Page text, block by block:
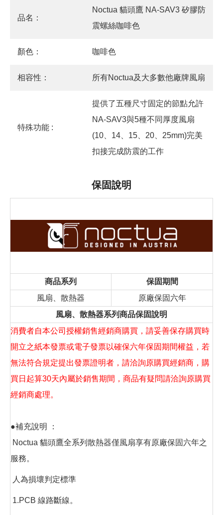
品名：
Noctua 貓頭鷹 NA-SAV3 矽膠防
震螺絲咖啡色
顏色： 咖啡色
相容性： 所有Noctua及大多數他廠牌風扇
特殊功能 :
提供了五種尺寸固定的節點允許
NA-SAV3與5種不同厚度風扇
(10、14、15、20、25mm)完美
扣接完成防震的工作
保固說明
商品系列
保固期間
風扇、散熱器
原廠保固六年
風扇、散熱器系列商品保固說明
消費者自本公司授權銷售經銷商購買，請妥善保存購買時
開立之紙本發票或電子發票以確保六年保固期間權益，若
無法符合規定提出發票證明者，請洽詢原購買經銷商，購
買日起算30天內屬於銷售期間，商品有疑問請洽詢原購買
經銷商處理。
●補充說明 ：
Noctua 貓頭鷹全系列散熱器僅風扇享有原廠保固六年之
服務。
人為損壞判定標準
1.PCB 線路斷線。